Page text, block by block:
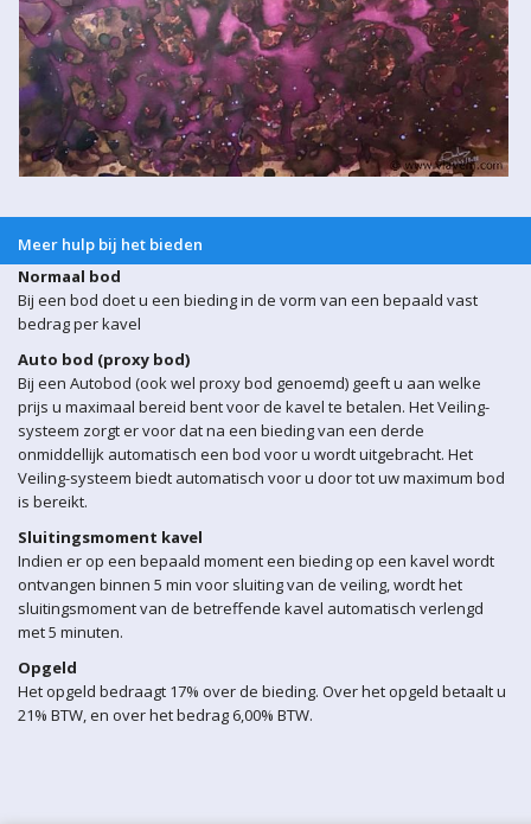
Meer hulp bij het bieden
Normaal bod
Bij een bod doet u een bieding in de vorm van een bepaald vast
bedrag per kavel
Auto bod (proxy bod)
Bij een Autobod (ook wel proxy bod genoemd) geeft u aan welke
prijs u maximaal bereid bent voor de kavel te betalen. Het Veiling-
systeem zorgt er voor dat na een bieding van een derde
onmiddellijk automatisch een bod voor u wordt uitgebracht. Het
Veiling-systeem biedt automatisch voor u door tot uw maximum bod
is bereikt.
Sluitingsmoment kavel
Indien er op een bepaald moment een bieding op een kavel wordt
ontvangen binnen 5 min voor sluiting van de veiling, wordt het
sluitingsmoment van de betreffende kavel automatisch verlengd
met 5 minuten.
Opgeld
Het opgeld bedraagt 17% over de bieding. Over het opgeld betaalt u
21% BTW, en over het bedrag 6,00% BTW.